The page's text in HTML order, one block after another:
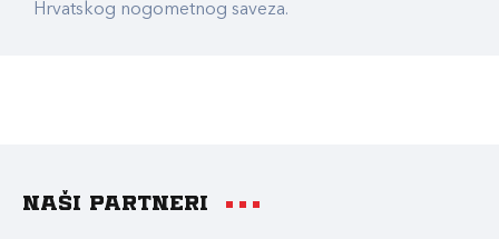
Hrvatskog nogometnog saveza.
Naši partneri